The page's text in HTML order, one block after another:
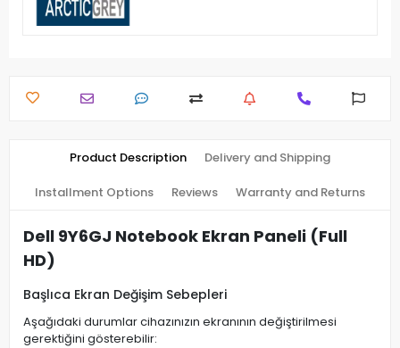
Product Description Delivery and Shipping
Installment Options Reviews Warranty and Returns
Dell 9Y6GJ Notebook Ekran Paneli (Full
HD)
Başlıca Ekran Değişim Sebepleri
Aşağıdaki durumlar cihazınızın ekranının değiştirilmesi
gerektiğini gösterebilir: